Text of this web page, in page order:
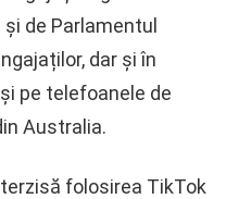
de Parlamentul
dar și în
pe telefoanele de
Australia.
folosirea TikTok